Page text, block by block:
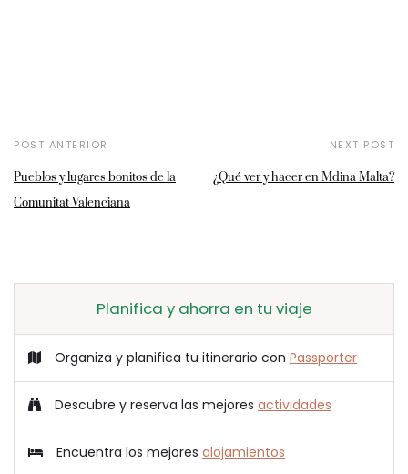
POST ANTERIOR
Pueblos y lugares bonitos de la
Comunitat Valenciana
NEXT POST
¿Qué ver y hacer en Mdina Malta?
Planifica y ahorra en tu viaje
Organiza y planifica tu itinerario con Passporter
Descubre y reserva las mejores actividades
Encuentra los mejores alojamientos